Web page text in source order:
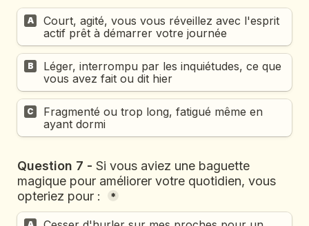
A
Court, agité, vous vous réveillez avec l'esprit
actif prêt à démarrer votre journée
B
Léger, interrompu par les inquiétudes, ce que
vous avez fait ou dit hier
C
Fragmenté ou trop long, fatigué même en
ayant dormi
Question 7 - Si vous aviez une baguette
magique pour améliorer votre quotidien, vous
opteriez pour :
*
A